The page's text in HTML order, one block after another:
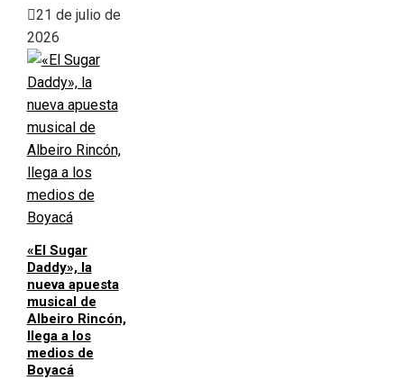
21 de julio de
2026
«El Sugar
Daddy», la
nueva apuesta
musical de
Albeiro Rincón,
llega a los
medios de
Boyacá